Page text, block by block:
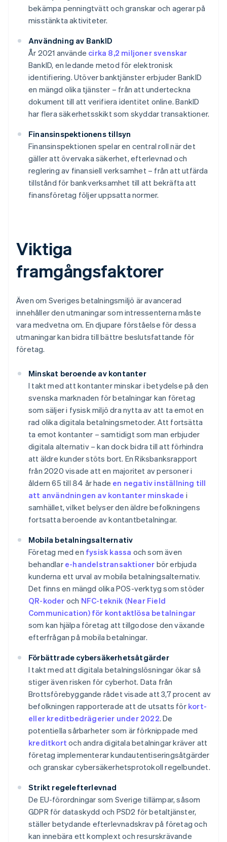
bekämpa penningtvätt och granskar och agerar på
misstänkta aktiviteter.
Användning av BankID
År 2021 använde cirka 8,2 miljoner svenskar
BankID, en ledande metod för elektronisk
identifiering. Utöver banktjänster erbjuder BankID
en mängd olika tjänster – från att underteckna
dokument till att verifiera identitet online. BankID
har flera säkerhetsskikt som skyddar transaktioner.
Finansinspektionens tillsyn
Finansinspektionen spelar en central roll när det
gäller att övervaka säkerhet, efterlevnad och
reglering av finansiell verksamhet – från att utfärda
tillstånd för bankverksamhet till att bekräfta att
finansföretag följer uppsatta normer.
Viktiga
framgångsfaktorer
Även om Sveriges betalningsmiljö är avancerad
innehåller den utmaningar som intressenterna måste
vara medvetna om. En djupare förståelse för dessa
utmaningar kan bidra till bättre beslutsfattande för
företag.
Minskat beroende av kontanter
I takt med att kontanter minskar i betydelse på den
svenska marknaden för betalningar kan företag
som säljer i fysisk miljö dra nytta av att ta emot en
rad olika digitala betalningsmetoder. Att fortsätta
ta emot kontanter – samtidigt som man erbjuder
digitala alternativ – kan dock bidra till att förhindra
att äldre kunder stöts bort. En Riksbanksrapport
från 2020 visade att en majoritet av personer i
åldern 65 till 84 år hade en negativ inställning till
att användningen av kontanter minskade i
samhället, vilket belyser den äldre befolkningens
fortsatta beroende av kontantbetalningar.
Mobila betalningsalternativ
Företag med en fysisk kassa och som även
behandlar e-handelstransaktioner bör erbjuda
kunderna ett urval av mobila betalningsalternativ.
Det finns en mängd olika POS-verktyg som stöder
QR-koder och NFC-teknik (Near Field
Communication) för kontaktlösa betalningar
som kan hjälpa företag att tillgodose den växande
efterfrågan på mobila betalningar.
Förbättrade cybersäkerhetsåtgärder
I takt med att digitala betalningslösningar ökar så
stiger även risken för cyberhot. Data från
Brottsförebyggande rådet visade att 3,7 procent av
befolkningen rapporterade att de utsatts för kort-
eller kreditbedrägerier under 2022. De
potentiella sårbarheter som är förknippade med
kreditkort och andra digitala betalningar kräver att
företag implementerar kundautentiseringsåtgärder
och granskar cybersäkerhetsprotokoll regelbundet.
Strikt regelefterlevnad
De EU-förordningar som Sverige tillämpar, såsom
GDPR för dataskydd och PSD2 för betaltjänster,
ställer betydande efterlevnadskrav på företag och
kan innebära ett komplext och resurskrävande